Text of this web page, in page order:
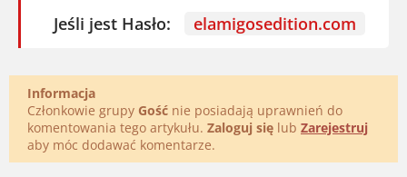
Jeśli jest Hasło:
elamigosedition.com
Informacja
Członkowie grupy Gość nie posiadają uprawnień do
komentowania tego artykułu. Zaloguj się lub Zarejestruj
aby móc dodawać komentarze.